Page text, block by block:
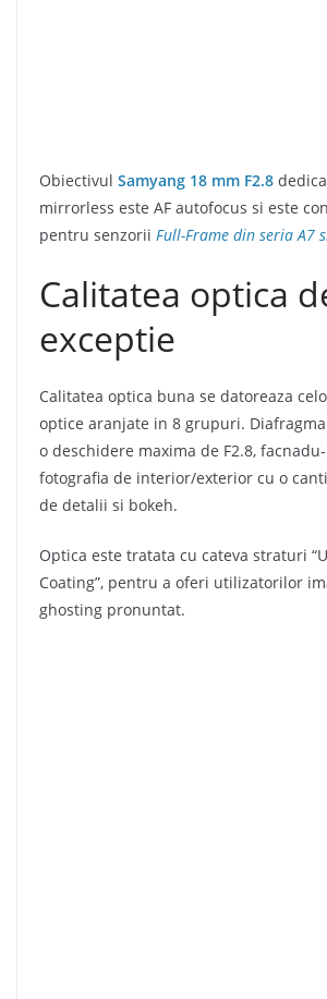
Obiectivul Samyang 18 mm F2.8
mirrorless este AF autofocus si este
pentru senzorii Full-Frame din seria A7
Calitatea optica
exceptie
Calitatea optica buna se datoreaza
optice aranjate in 8 grupuri.
o deschidere maxima de F2.8,
fotografia de interior/exterior cu o
de detalii si bokeh.
Optica este tratata cu cateva straturi
Coating”, pentru a oferi utilizatorilor
ghosting pronuntat.